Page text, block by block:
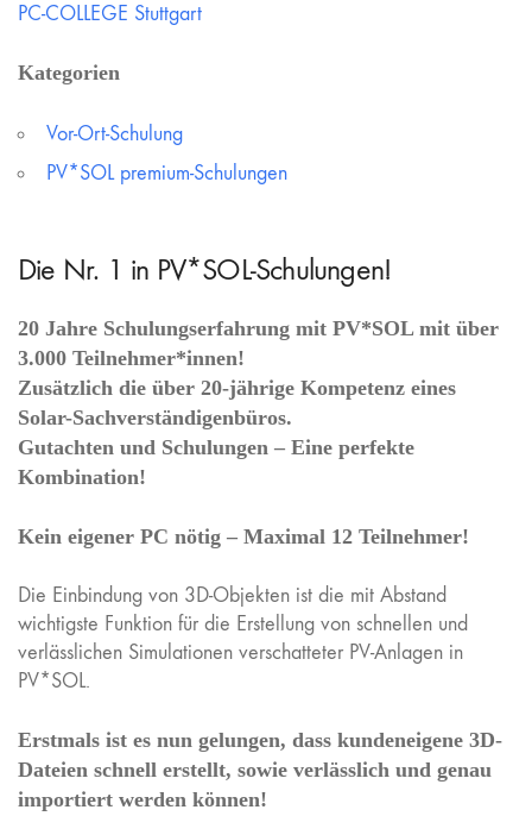
PC-COLLEGE Stuttgart
Kategorien
Vor-Ort-Schulung
PV*SOL premium-Schulungen
Die Nr. 1 in PV*SOL-Schulungen!
20 Jahre Schulungserfahrung mit PV*SOL mit über
3.000 Teilnehmer*innen!
Zusätzlich die über 20-jährige Kompetenz eines
Solar-Sachverständigenbüros.
Gutachten und Schulungen – Eine perfekte
Kombination!
Kein eigener PC nötig – Maximal 12 Teilnehmer!
Die Einbindung von 3D-Objekten ist die mit Abstand
wichtigste Funktion für die Erstellung von schnellen und
verlässlichen Simulationen verschatteter PV-Anlagen in
PV*SOL.
Erstmals ist es nun gelungen, dass kundeneigene 3D-
Dateien schnell erstellt, sowie verlässlich und genau
importiert werden können!